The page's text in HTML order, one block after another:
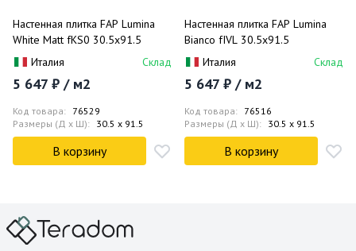
Настенная плитка FAP Lumina
White Matt fKS0 30.5x91.5
Италия
Склад
5 647 ₽ / м2
Код товара: 76529
Размеры (Д x Ш): 30.5 x 91.5
В корзину
Настенная плитка FAP Lumina
Bianco fIVL 30.5x91.5
Италия
Склад
5 647 ₽ / м2
Код товара: 76516
Размеры (Д x Ш): 30.5 x 91.5
В корзину